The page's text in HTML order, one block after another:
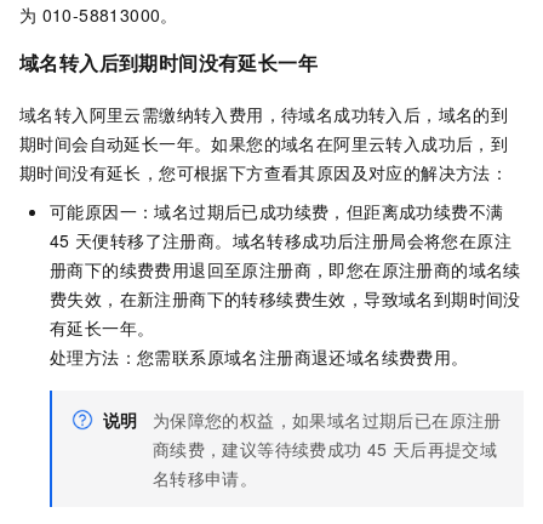
为 010-58813000。
域名转入后到期时间没有延长一年
域名转入阿里云需缴纳转入费用，待域名成功转入后，域名的到
期时间会自动延长一年。如果您的域名在阿里云转入成功后，到
期时间没有延长，您可根据下方查看其原因及对应的解决方法：
可能原因一：域名过期后已成功续费，但距离成功续费不满
45 天便转移了注册商。域名转移成功后注册局会将您在原注
册商下的续费费用退回至原注册商，即您在原注册商的域名续
费失效，在新注册商下的转移续费生效，导致域名到期时间没
有延长一年。
处理方法：您需联系原域名注册商退还域名续费费用。
说明
为保障您的权益，如果域名过期后已在原注册
商续费，建议等待续费成功 45 天后再提交域
名转移申请。